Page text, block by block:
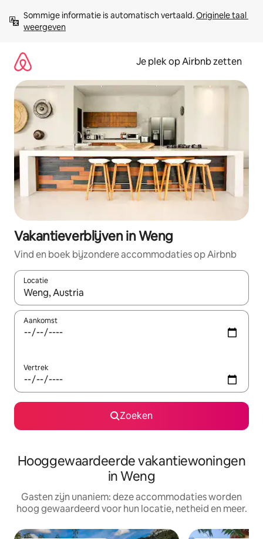
direct
naar
Sommige informatie is automatisch vertaald. Originele taal
weergeven
Je plek op Airbnb zetten
Vakantieverblijven in Weng
Vind en boek bijzondere accommodaties op Airbnb
Locatie
Wanneer er resultaten beschikbaar zijn, maak je een keuze
Aankomst
Vertrek
Zoeken
Hooggewaardeerde vakantiewoningen
in Weng
Gasten zijn unaniem: deze accommodaties worden
hoog gewaardeerd voor hun locatie, netheid en meer.